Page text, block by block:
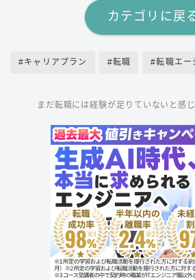
カテゴリに戻
#キャリアプラン #転職 #転職エー
まだ転職には経験が足りていないと感